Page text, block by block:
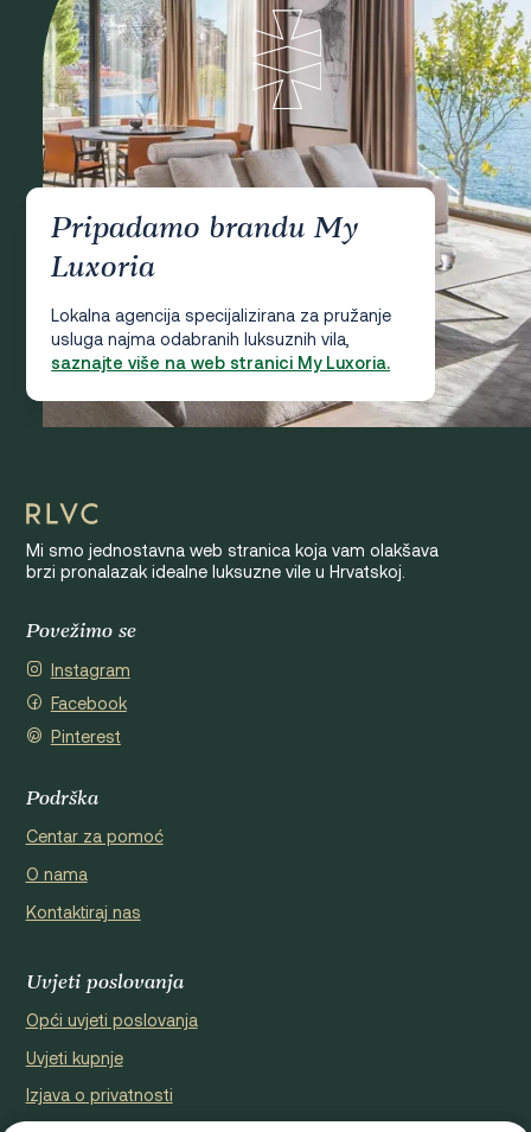
Pripadamo brandu My
Luxoria
Lokalna agencija specijalizirana za pružanje
usluga najma odabranih luksuznih vila,
saznajte više na web stranici My Luxoria.
Mi smo jednostavna web stranica koja vam olakšava
brzi pronalazak idealne luksuzne vile u Hrvatskoj.
Povežimo se
Instagram
Facebook
Pinterest
Podrška
Centar za pomoć
O nama
Kontaktiraj nas
Uvjeti poslovanja
Opći uvjeti poslovanja
Uvjeti kupnje
Izjava o privatnosti